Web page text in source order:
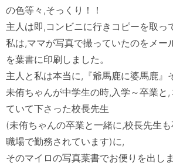
の色等々,そっくり！！
主人は即,コンビニに行きコピーを取っ
私は,ママが写真で撮っていたのをメー
を葉書に印刷しました。
主人と私は本当に,『爺馬鹿に婆馬鹿
未侑ちゃんが中学生の時,入学～卒業と
ていて下さった校長先生
(未侑ちゃんの卒業と一緒に,校長先生
職場で勤務されています)に,
そのマイロの写真葉書でお便りを出しま